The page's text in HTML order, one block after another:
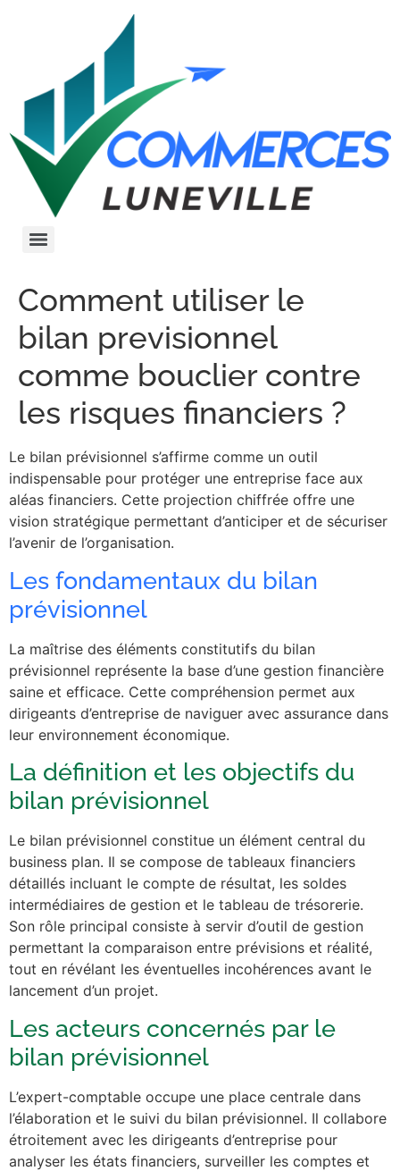
Comment utiliser le
bilan previsionnel
comme bouclier contre
les risques financiers ?
Le bilan prévisionnel s’affirme comme un outil
indispensable pour protéger une entreprise face aux
aléas financiers. Cette projection chiffrée offre une
vision stratégique permettant d’anticiper et de sécuriser
l’avenir de l’organisation.
Les fondamentaux du bilan
prévisionnel
La maîtrise des éléments constitutifs du bilan
prévisionnel représente la base d’une gestion financière
saine et efficace. Cette compréhension permet aux
dirigeants d’entreprise de naviguer avec assurance dans
leur environnement économique.
La définition et les objectifs du
bilan prévisionnel
Le bilan prévisionnel constitue un élément central du
business plan. Il se compose de tableaux financiers
détaillés incluant le compte de résultat, les soldes
intermédiaires de gestion et le tableau de trésorerie.
Son rôle principal consiste à servir d’outil de gestion
permettant la comparaison entre prévisions et réalité,
tout en révélant les éventuelles incohérences avant le
lancement d’un projet.
Les acteurs concernés par le
bilan prévisionnel
L’expert-comptable occupe une place centrale dans
l’élaboration et le suivi du bilan prévisionnel. Il collabore
étroitement avec les dirigeants d’entreprise pour
analyser les états financiers, surveiller les comptes et